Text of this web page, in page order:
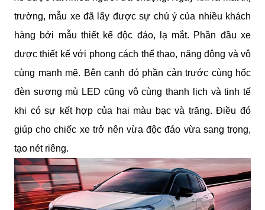
trường, mẫu xe đã lấy được sự chú ý của nhiều khách
hàng bởi mẫu thiết kế độc đáo, lạ mắt. Phần đầu xe
được thiết kế với phong cách thể thao, năng động và vô
cùng mạnh mẽ. Bên cạnh đó phần cản trước cùng hốc
đèn sương mù LED cũng vô cùng thanh lịch và tinh tế
khi có sự kết hợp của hai màu bạc và trăng. Điều đó
giúp cho chiếc xe trở nên vừa độc đáo vừa sang trọng,
tạo nét riêng.